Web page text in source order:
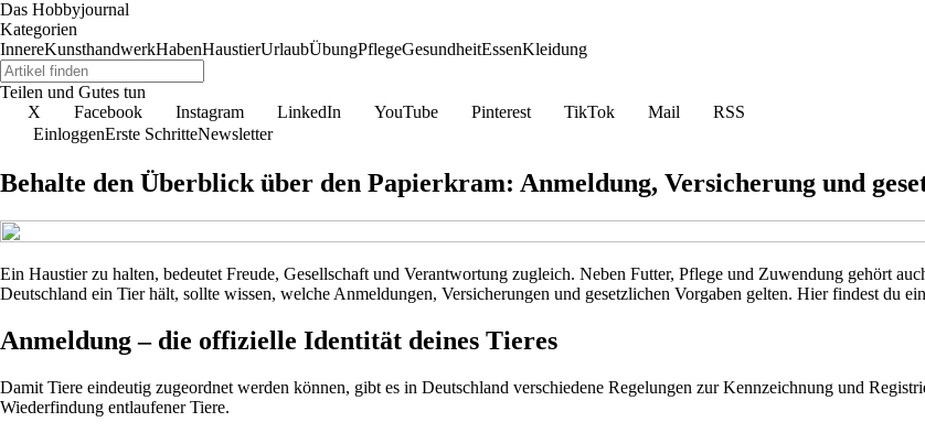
Das Hobbyjournal
Kategorien
InnereKunsthandwerkHabenHaustierUrlaubÜbungPflegeGesundheitEssenKleidung
Teilen und Gutes tun
X
Facebook Instagram LinkedIn YouTube Pinterest TikTok Mail
RSS
EinloggenErste SchritteNewsletter
Behalte den Überblick über den Papierkram: Anmeldung, Versicherung und
Ein Haustier zu halten, bedeutet Freude, Gesellschaft und Verantwortung zugleich. Neben Futter, Pflege und Zuwendung gehört
Deutschland ein Tier hält, sollte wissen, welche Anmeldungen, Versicherungen und gesetzlichen Vorgaben gelten. Hier findest du
Anmeldung – die offizielle Identität deines Tieres
Damit Tiere eindeutig zugeordnet werden können, gibt es in Deutschland verschiedene Regelungen zur Kennzeichnung und
Wiederfindung entlaufener Tiere.